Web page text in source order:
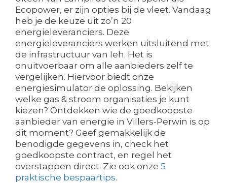
Ecopower, er zijn opties bij de vleet. Vandaag
heb je de keuze uit zo’n 20
energieleveranciers. Deze
energieleveranciers werken uitsluitend met
de infrastructuur van Ieh. Het is
onuitvoerbaar om alle aanbieders zelf te
vergelijken. Hiervoor biedt onze
energiesimulator de oplossing. Bekijken
welke gas & stroom organisaties je kunt
kiezen? Ontdekken wie de goedkoopste
aanbieder van energie in Villers-Perwin is op
dit moment? Geef gemakkelijk de
benodigde gegevens in, check het
goedkoopste contract, en regel het
overstappen direct. Zie ook onze 5
praktische bespaartips.